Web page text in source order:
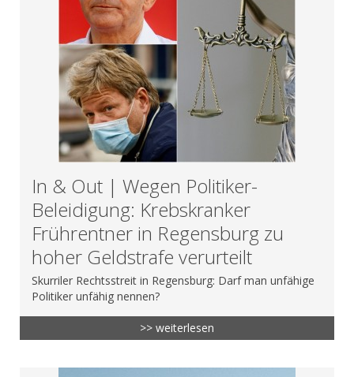
In & Out | Wegen Politiker-
Beleidigung: Krebskranker
Frührentner in Regensburg zu
hoher Geldstrafe verurteilt
Skurriler Rechtsstreit in Regensburg: Darf man unfähige
Politiker unfähig nennen?
>> weiterlesen